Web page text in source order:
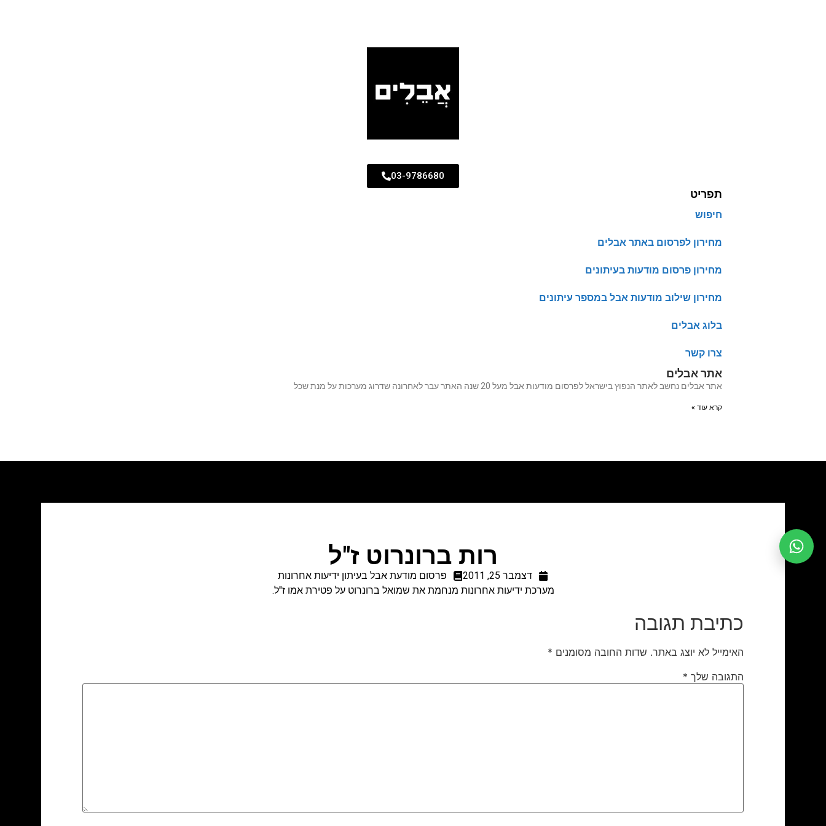
03-9786680
תפריט
חיפוש
מחירון לפרסום באתר אבלים
מחירון פרסום מודעות בעיתונים
מחירון שילוב מודעות אבל במספר עיתונים
בלוג אבלים
צרו קשר
אתר אבלים
אתר אבלים נחשב לאתר הנפוץ בישראל לפרסום מודעות אבל מעל 20 שנה האתר עבר לאחרונה שדרוג מערכות על מנת שכל
קרא עוד »
רות ברונרוט ז"ל
דצמבר 25, 2011
פרסום מודעת אבל בעיתון ידיעות אחרונות
מערכת ידיעות אחרונות מנחמת את שמואל ברונרוט על פטירת אמו ז"ל.
כתיבת תגובה
האימייל לא יוצג באתר. שדות החובה מסומנים *
התגובה שלך *